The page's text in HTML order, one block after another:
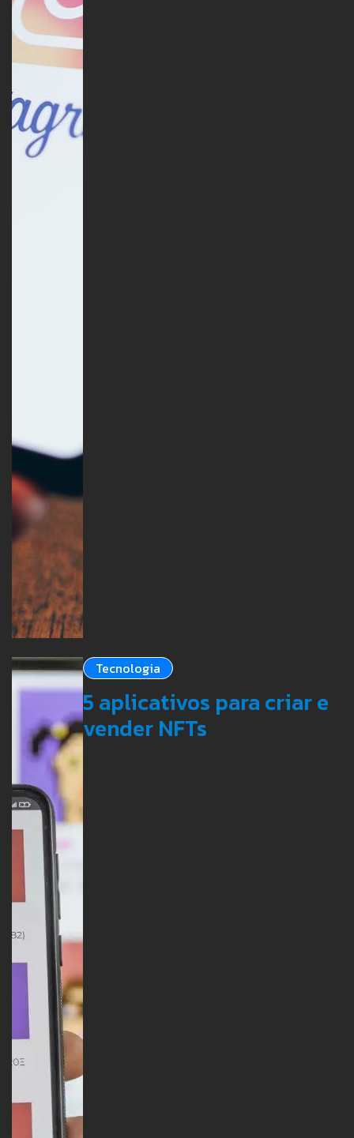
Tecnologia
5 aplicativos para criar e
vender NFTs